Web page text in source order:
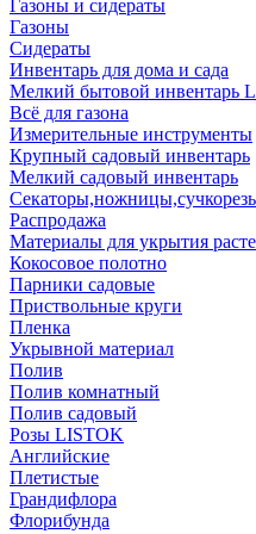
Газоны и сидераты
Газоны
Сидераты
Инвентарь для дома и сада
Мелкий бытовой
Всё для газона
Измерительные инструменты
Крупный садовый инвентарь
Мелкий садовый инвентарь
Распродажа
Материалы для укрытия
Кокосовое полотно
Парники садовые
Приствольные круги
Пленка
Укрывной материал
Полив
Полив комнатный
Полив садовый
Розы LISTOK
Английские
Плетистые
Грандифлора
Флорибунда